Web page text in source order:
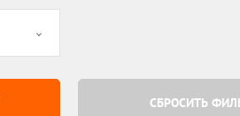
СБРОСИТЬ